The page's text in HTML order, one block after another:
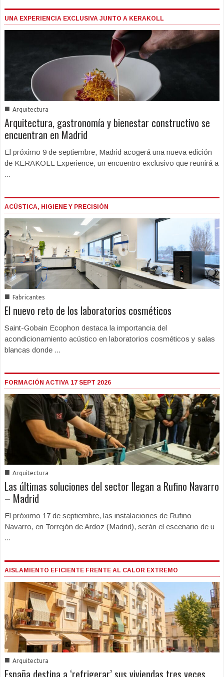
UNA EXPERIENCIA EXCLUSIVA JUNTO A KERAKOLL
■ Arquitectura
Arquitectura, gastronomía y bienestar constructivo se
encuentran en Madrid
El próximo 9 de septiembre, Madrid acogerá una nueva edición
de KERAKOLL Experience, un encuentro exclusivo que reunirá a
...
ACÚSTICA, HIGIENE Y PRECISIÓN
■ Fabricantes
El nuevo reto de los laboratorios cosméticos
Saint-Gobain Ecophon destaca la importancia del
acondicionamiento acústico en laboratorios cosméticos y salas
blancas donde ...
FORMACIÓN ACTIVA 17 SEPT 2026
■ Arquitectura
Las últimas soluciones del sector llegan a Rufino Navarro
– Madrid
El próximo 17 de septiembre, las instalaciones de Rufino
Navarro, en Torrejón de Ardoz (Madrid), serán el escenario de u
...
AISLAMIENTO EFICIENTE FRENTE AL CALOR EXTREMO
■ Arquitectura